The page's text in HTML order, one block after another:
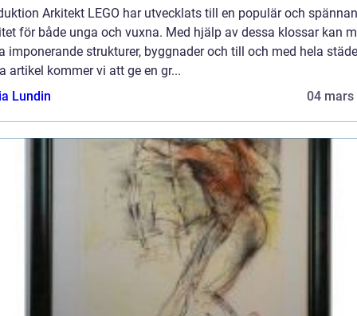
Arkitekt LEGO har utvecklats till en populär och
för både unga och vuxna. Med hjälp av dessa klossar kan
imponerande strukturer, byggnader och till och med hela
artikel kommer vi att ge en gr...
Lundin
04 mars